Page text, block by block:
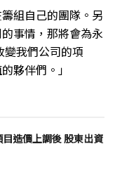
組自己的團隊。另
事情，那將會為永
我們公司的項
夥伴們。」
造價上調後 股東出資